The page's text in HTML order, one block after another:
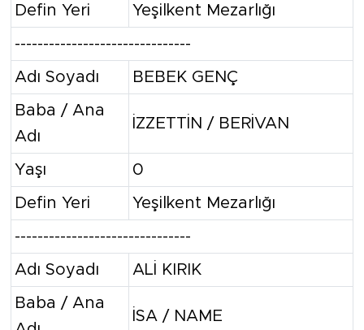
Defin Yeri Yeşilkent Mezarlığı
-------------------------------
Adı Soyadı BEBEK GENÇ
Baba / Ana
Adı
İZZETTİN / BERİVAN
Yaşı 0
Defin Yeri Yeşilkent Mezarlığı
-------------------------------
Adı Soyadı ALİ KIRIK
Baba / Ana
İSA / NAME